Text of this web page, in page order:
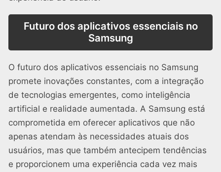
Futuro dos aplicativos essenciais no
Samsung
O futuro dos aplicativos essenciais no Samsung
promete inovações constantes, com a integração
de tecnologias emergentes, como inteligência
artificial e realidade aumentada. A Samsung está
comprometida em oferecer aplicativos que não
apenas atendam às necessidades atuais dos
usuários, mas que também antecipem tendências
e proporcionem uma experiência cada vez mais